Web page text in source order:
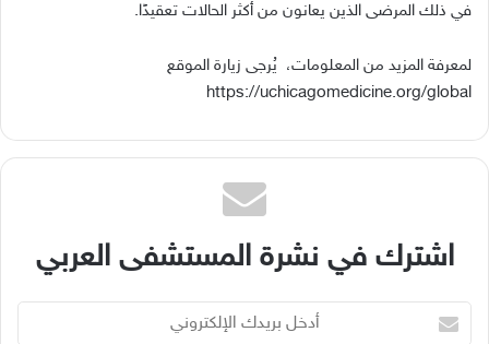
في ذلك المرضى الذين يعانون من أكثر الحالات تعقيدًا.
لمعرفة المزيد من المعلومات، يُرجى زيارة الموقع
https://uchicagomedicine.org/global
اشترك في نشرة المستشفى العربي
بريدك